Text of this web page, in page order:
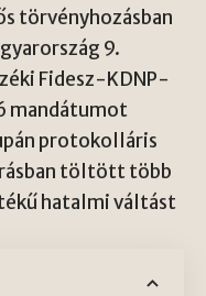
törvényhozásban
9.
Fidesz-KDNP-
mandátumot
protokolláris
töltött több
hatalmi váltást